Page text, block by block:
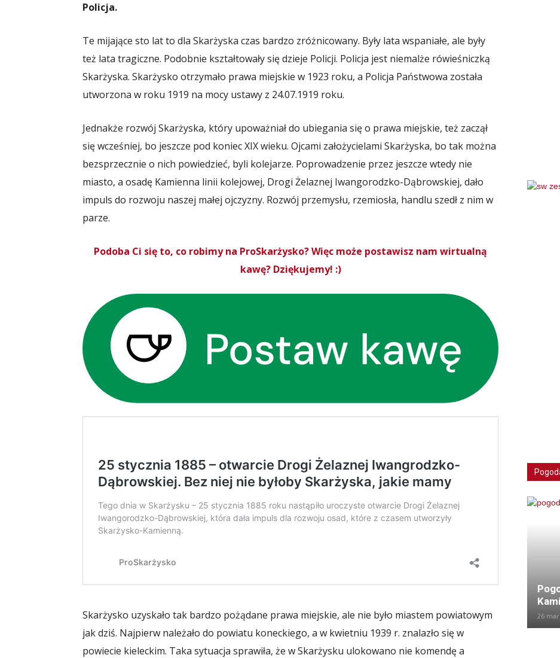
Policja.
Te mijające sto lat to dla Skarżyska czas bardzo zróżnicowany. Były lata wspaniałe, ale były
też lata tragiczne. Podobnie kształtowały się dzieje Policji. Policja jest niemalże rówieśniczką
Skarżyska. Skarżysko otrzymało prawa miejskie w 1923 roku, a Policja Państwowa została
utworzona w roku 1919 na mocy ustawy z 24.07.1919 roku.
Jednakże rozwój Skarżyska, który upoważniał do ubiegania się o prawa miejskie, też zaczął
się wcześniej, bo jeszcze pod koniec XIX wieku. Ojcami założycielami Skarżyska, bo tak można
bezsprzecznie o nich powiedzieć, byli kolejarze. Poprowadzenie przez jeszcze wtedy nie
miasto, a osadę Kamienna linii kolejowej, Drogi Żelaznej Iwangorodzko-Dąbrowskiej, dało
impuls do rozwoju naszej małej ojczyzny. Rozwój przemysłu, rzemiosła, handlu szedł z nim w
parze.
Podoba Ci się to, co robimy na ProSkarżysko? Więc może postawisz nam wirtualną
kawę? Dziękujemy! :)
Skarżysko uzyskało tak bardzo pożądane prawa miejskie, ale nie było miastem powiatowym
jak dziś. Najpierw należało do powiatu koneckiego, a w kwietniu 1939 r. znalazło się w
powiecie kieleckim. Taka sytuacja sprawiła, że w Skarżysku ulokowano nie komendę a
26